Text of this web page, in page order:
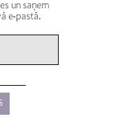
un saņem
e-pastā.